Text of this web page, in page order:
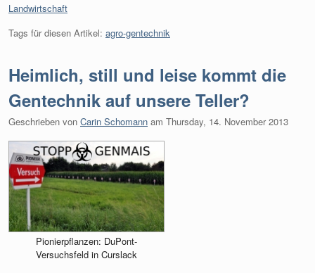
Kategorien:
Landwirtschaft
Tags für diesen Artikel: agro-gentechnik
Heimlich, still und leise kommt die
Gentechnik auf unsere Teller?
Geschrieben von Carin Schomann am Thursday, 14. November 2013
Pionierpflanzen: DuPont-
Versuchsfeld in Curslack